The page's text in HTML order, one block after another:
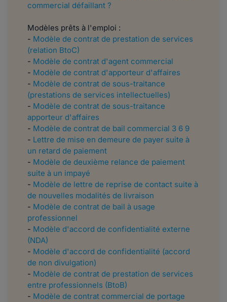
commercial défaillant ?
Modèles prêts à l'emploi :
- Modèle de contrat de prestation de services
(relation BtoC)
- Modèle de contrat d'agent commercial
- Modèle de contrat d'apporteur d'affaires
- Modèle de contrat de sous-traitance
(prestations de services intellectuelles)
- Modèle de contrat de sous-traitance
apporteur d'affaires
- Modèle de contrat de bail commercial 3 6 9
- Lettre de mise en demeure de payer suite à
un retard de paiement
- Modèle de deuxième relance de paiement
suite à un impayé
- Modèle de lettre de reprise de contact suite à
de nouvelles modalités de livraison
- Modèle de contrat de bail à usage
professionnel
- Modèle d'accord de confidentialité externe
(NDA)
- Modèle d'accord de confidentialité (accord
de non divulgation)
- Modèle de contrat de prestation de services
entre professionnels (BtoB)
- Modèle de contrat commercial de portage